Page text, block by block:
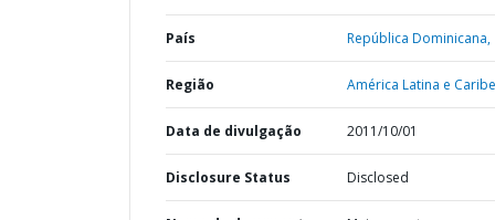
País República Dominicana,
Região América Latina e
Data de divulgação 2011/10/01
Disclosure Status Disclosed